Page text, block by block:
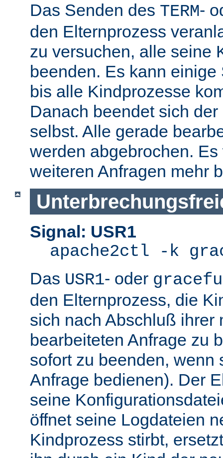
Das Senden des TERM-
den Elternprozess
zu versuchen, alle seine
beenden. Es kann
bis alle Kindprozesse
Danach beendet sich
selbst. Alle gerade
werden abgebrochen.
weiteren Anfragen mehr
Signal: USR1
apache2ctl -k
Das USR1- oder
den Elternprozess, die
sich nach Abschluß ihrer
bearbeiteten Anfrage zu
sofort zu beenden, wenn
Anfrage bedienen). Der
seine
öffnet seine Logdateien
Kindprozess stirbt,